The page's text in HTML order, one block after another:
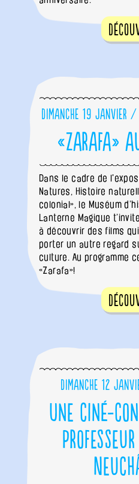
Dimanche 19 janvier /
«Zarafa»
Dans le cadre de
Natures, Histoire
colonial», le Muséum
Lanterne Magique
à découvrir des films
porter un autre regard
culture. Au programme
«Zarafa»!
Dimanche 12
Une ciné-